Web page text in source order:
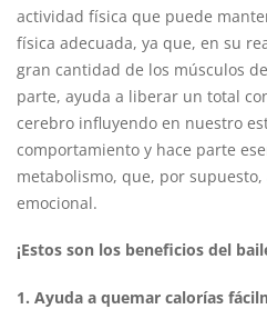
actividad física que puede
física adecuada, ya que, en su
gran cantidad de los músculos
parte, ayuda a liberar un total
cerebro influyendo en nuestro
comportamiento y hace parte
metabolismo, que, por
emocional.
¡Estos son los beneficios del
1. Ayuda a quemar calorías